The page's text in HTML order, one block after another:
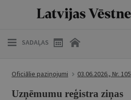
SADAĻAS
Oficiālie paziņojumi 03.06.2026., Nr. 105
Uzņēmumu reģistra ziņas